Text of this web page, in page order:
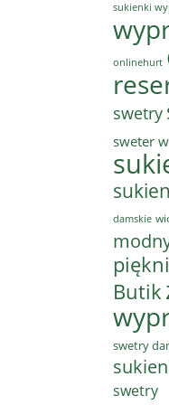
sukienki
onlinehurt
swetry
sweter
damskie
Butik
swetry
swetry